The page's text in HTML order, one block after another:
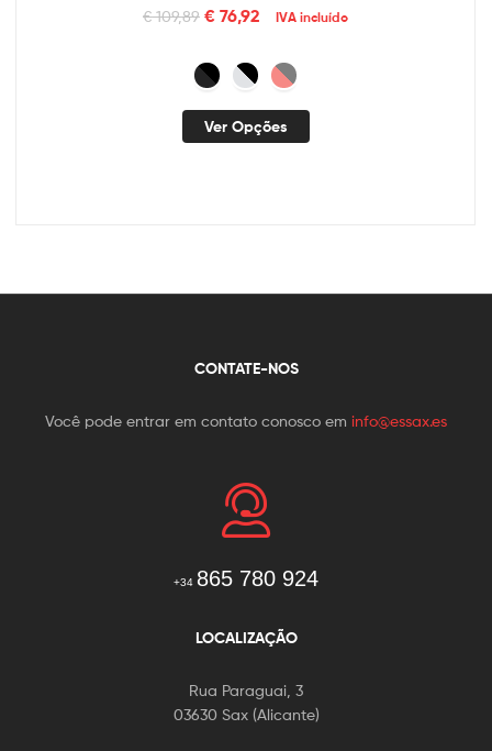
€109,89 € 76,92 IVA incluído
Ver Opções
CONTATE-NOS
Você pode entrar em contato conosco em info@essax.es
+34 865 780 924
LOCALIZAÇÃO
Rua Paraguai, 3
03630 Sax (Alicante)